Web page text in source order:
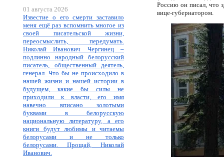
01 августа 2026
Известие о его смерти заставило
меня ещё раз вспомнить многое из
своей писательской жизни,
переосмыслить, передумать.
Николай Иванович Чергинец –
подлинно народный белорусский
писатель, общественный деятель,
генерал. Что бы не происходило в
нашей жизни и нашей истории в
будущем, какие бы силы не
приходили к власти, его имя
навечно вписано золотыми
буквами в белорусскую
национальную литературу, а его
книги будут любимы и читаемы
белорусами и не только
белорусами. Прощай, Николай
Иванович.
Россию он писал, что
вице-губернатором.